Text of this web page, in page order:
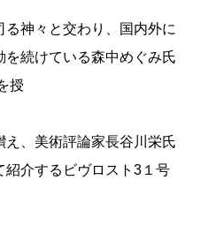
神々と交わり、国内外に
続けている森中めぐみ氏
授
術評論家長谷川栄氏
紹介するビヴロスト3１号